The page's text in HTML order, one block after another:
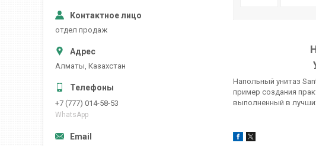
Напольный унитаз
пример создания
выполненный в
отдел продаж
Алматы, Казахстан
+7 (777) 014-58-53
WhatsApp